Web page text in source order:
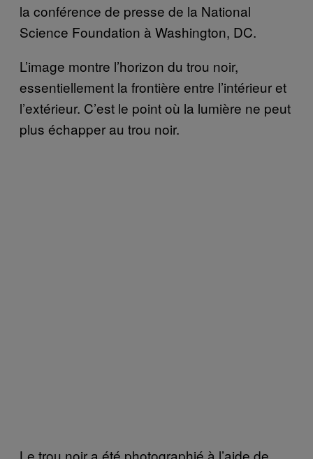
la conférence de presse de la National
Science Foundation à Washington, DC.
L’image montre l’horizon du trou noir,
essentiellement la frontière entre l’intérieur et
l’extérieur. C’est le point où la lumière ne peut
plus échapper au trou noir.
Le trou noir a été photographié à l’aide de